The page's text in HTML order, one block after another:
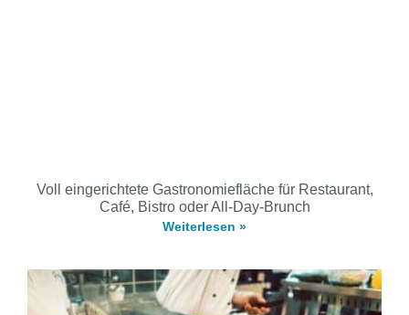
Voll eingerichtete Gastronomiefläche für Restaurant,
Café, Bistro oder All-Day-Brunch
Weiterlesen »